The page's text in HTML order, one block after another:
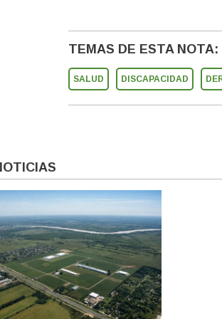
TEMAS DE ESTA NOTA:
SALUD DISCAPACIDAD